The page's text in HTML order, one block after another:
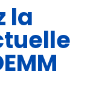
la